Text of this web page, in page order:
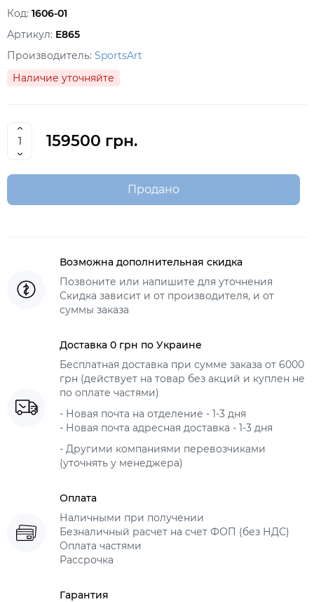
Код: 1606-01
Артикул: E865
Производитель: SportsArt
Наличие уточняйте
159500 грн.
Продано
Возможна дополнительная скидка
Позвоните или напишите для уточнения
Скидка зависит и от производителя, и от
суммы заказа
Доставка 0 грн по Украине
Бесплатная доставка при сумме заказа от 6000
грн (действует на товар без акций и куплен не
по оплате частями)
- Новая почта на отделение - 1-3 дня
- Новая почта адресная доставка - 1-3 дня
- Другими компаниями перевозчиками
(уточнять у менеджера)
Оплата
Наличными при получении
Безналичный расчет на счет ФОП (без НДС)
Оплата частями
Рассрочка
Гарантия